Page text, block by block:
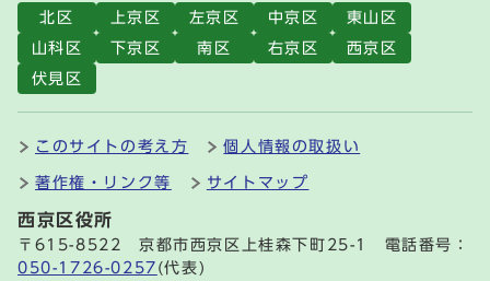
北区 上京区 左京区 中京区
東山区
山科区
下京区 南区 右京区
西京区
伏見区
このサイトの考え方 個人情報の取扱い
著作権・リンク等 サイトマップ
西京区役所
〒615-8522 京都市西京区上桂森下町25-1 電話番号：
050-1726-0257 (代表)